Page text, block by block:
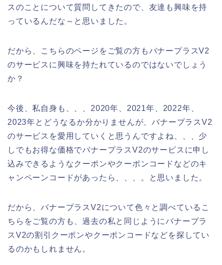
スのことについて質問してきたので、友達も興味を持
っているんだな～と思いました。
だから、こちらのページをご覧の方もバナープラスV2
のサービスに興味を持たれているのではないでしょう
か？
今後、私自身も、、、2020年、2021年、2022年、
2023年とどうなるか分かりませんが、バナープラスV2
のサービスを愛用していくと思うんですよね、、、少
しでもお得な価格でバナープラスV2のサービスに申し
込みできるようなクーポンやクーポンコードなどのキ
ャンペーンコードがあったら、、、。と思いました。
だから、バナープラスV2について色々と調べているこ
ちらをご覧の方も、過去の私と同じようにバナープラ
スV2の割引クーポンやクーポンコードなどを探してい
るのかもしれません。